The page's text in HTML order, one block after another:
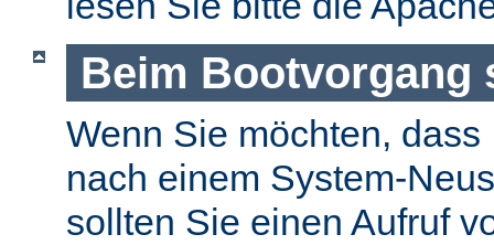
Beim Bootvorgang
Wenn Sie möchten,
nach einem System-
sollten Sie einen Aufruf